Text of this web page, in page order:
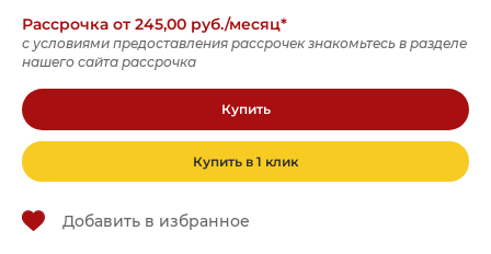
Рассрочка от 245,00 руб./месяц*
с условиями предоставления рассрочек знакомьтесь в разделе
нашего сайта рассрочка
Купить
Купить в 1 клик
Добавить в избранное